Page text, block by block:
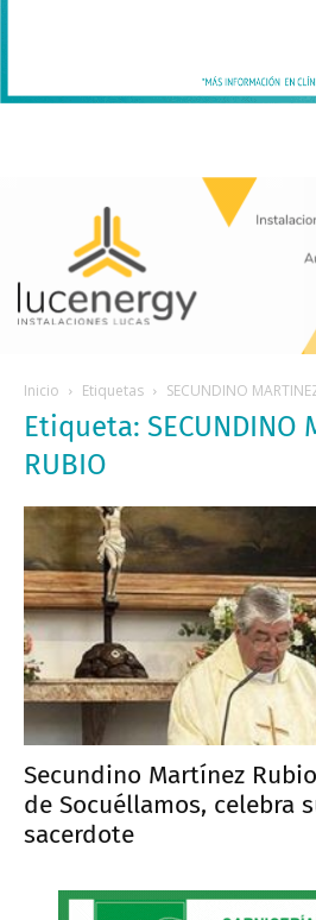
Inicio Etiquetas SECUNDINO
Etiqueta: SECUNDINO
RUBIO
Secundino Martínez
de Socuéllamos, celebra
sacerdote